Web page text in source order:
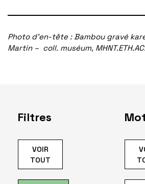
Photo d’en-tête : Bambou gravé
Martin – coll. muséum,
Filtres
VOIR
TOUT